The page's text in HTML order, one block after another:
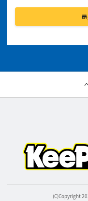
store
(C)Copyright